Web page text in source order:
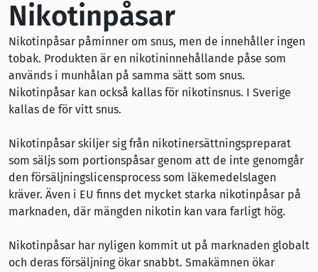
Nikotinpåsar
Nikotinpåsar påminner om snus, men de innehåller ingen
tobak. Produkten är en nikotininnehållande påse som
används i munhålan på samma sätt som snus.
Nikotinpåsar kan också kallas för nikotinsnus. I Sverige
kallas de för vitt snus.
Nikotinpåsar skiljer sig från nikotinersättningspreparat
som säljs som portionspåsar genom att de inte genomgår
den försäljningslicensprocess som läkemedelslagen
kräver. Även i EU finns det mycket starka nikotinpåsar på
marknaden, där mängden nikotin kan vara farligt hög.
Nikotinpåsar har nyligen kommit ut på marknaden globalt
och deras försäljning ökar snabbt. Smakämnen ökar